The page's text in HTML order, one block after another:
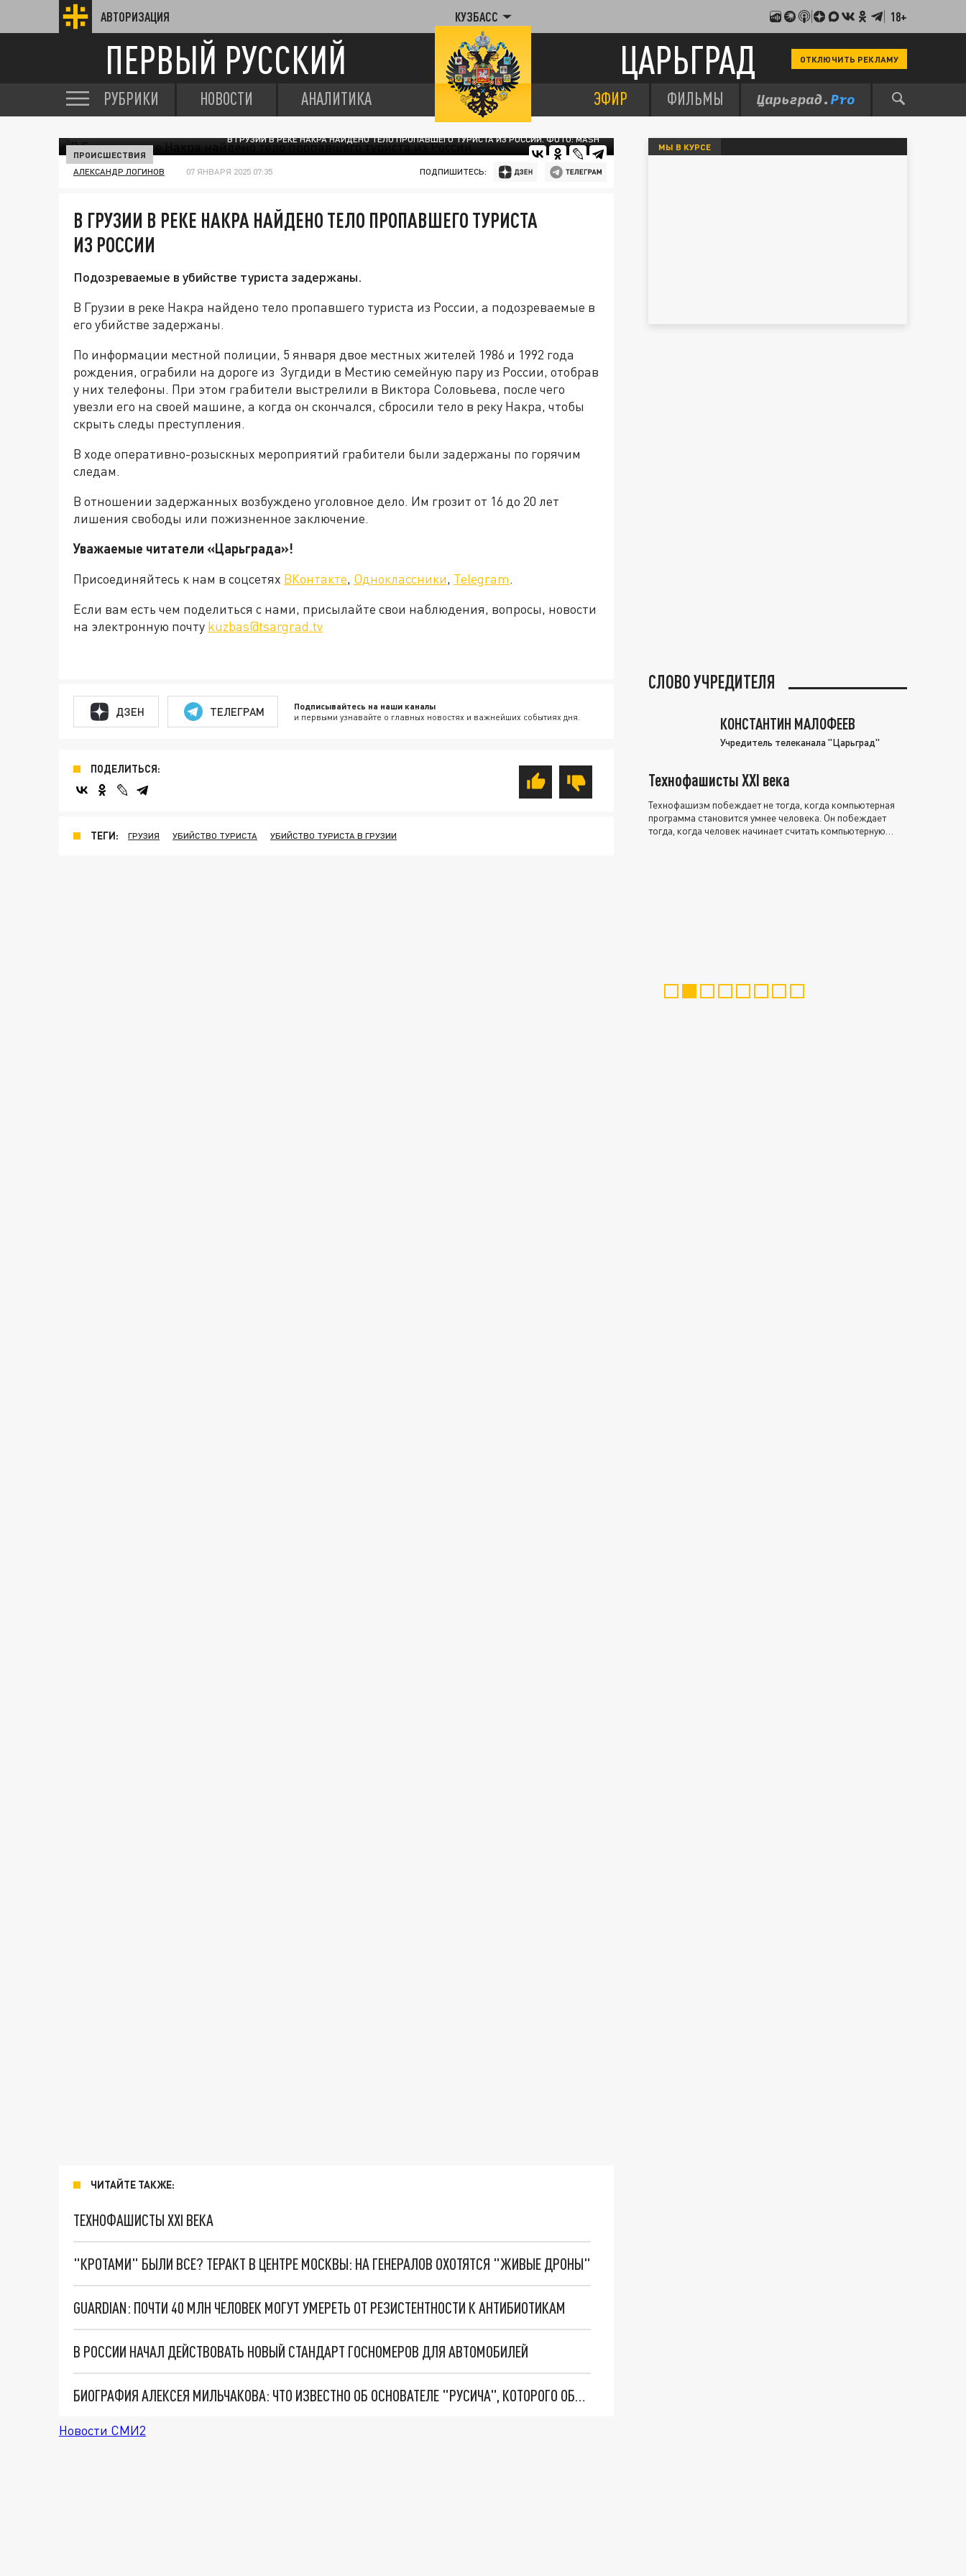
АВТОРИЗАЦИЯ КУЗБАСС 18+
ПЕРВЫЙ РУССКИЙ ЦАРЬГРАД ОТКЛЮЧИТЬ РЕКЛАМУ
РУБРИКИ НОВОСТИ АНАЛИТИКА ЭФИР ФИЛЬМЫ
В ГРУЗИИ В РЕКЕ НАКРА НАЙДЕНО ТЕЛО ПРОПАВШЕГО ТУРИСТА ИЗ РОССИИ. ФОТО: MASH
ПРОИСШЕСТВИЯ
АЛЕКСАНДР ЛОГИНОВ 07 ЯНВАРЯ 2025 07:35 ПОДПИШИТЕСЬ:
В ГРУЗИИ В РЕКЕ НАКРА НАЙДЕНО ТЕЛО ПРОПАВШЕГО ТУРИСТА
ИЗ РОССИИ
Подозреваемые в убийстве туриста задержаны.
В Грузии в реке Накра найдено тело пропавшего туриста из России, а подозреваемые в
его убийстве задержаны.
По информации местной полиции, 5 января двое местных жителей 1986 и 1992 года
рождения, ограбили на дороге из Зугдиди в Местию семейную пару из России, отобрав
у них телефоны. При этом грабители выстрелили в Виктора Соловьева, после чего
увезли его на своей машине, а когда он скончался, сбросили тело в реку Накра, чтобы
скрыть следы преступления.
В ходе оперативно-розыскных мероприятий грабители были задержаны по горячим
следам.
В отношении задержанных возбуждено уголовное дело. Им грозит от 16 до 20 лет
лишения свободы или пожизненное заключение.
Уважаемые читатели «Царьграда»!
Присоединяйтесь к нам в соцсетях ВКонтакте, Одноклассники, Telegram.
Если вам есть чем поделиться с нами, присылайте свои наблюдения, вопросы, новости
на электронную почту kuzbas@tsargrad.tv
ДЗЕН ТЕЛЕГРАМ Подписывайтесь на наши каналы
и первыми узнавайте о главных новостях и важнейших событиях дня.
ПОДЕЛИТЬСЯ:
ТЕГИ: ГРУЗИЯ УБИЙСТВО ТУРИСТА УБИЙСТВО ТУРИСТА В ГРУЗИИ
ЧИТАЙТЕ ТАКЖЕ:
ТЕХНОФАШИСТЫ XXI ВЕКА
"КРОТАМИ" БЫЛИ ВСЕ? ТЕРАКТ В ЦЕНТРЕ МОСКВЫ: НА ГЕНЕРАЛОВ ОХОТЯТСЯ "ЖИВЫЕ ДРОНЫ"
GUARDIAN: ПОЧТИ 40 МЛН ЧЕЛОВЕК МОГУТ УМЕРЕТЬ ОТ РЕЗИСТЕНТНОСТИ К АНТИБИОТИКАМ
В РОССИИ НАЧАЛ ДЕЙСТВОВАТЬ НОВЫЙ СТАНДАРТ ГОСНОМЕРОВ ДЛЯ АВТОМОБИЛЕЙ
БИОГРАФИЯ АЛЕКСЕЯ МИЛЬЧАКОВА: ЧТО ИЗВЕСТНО ОБ ОСНОВАТЕЛЕ "РУСИЧА", КОТОРОГО ОБЪЯВИЛИ ПОГИБШИМ
Новости СМИ2
МЫ В КУРСЕ
СЛОВО УЧРЕДИТЕЛЯ
КОНСТАНТИН МАЛОФЕЕВ
Учредитель телеканала "Царьград"
Технофашисты XXI века
Технофашизм побеждает не тогда, когда компьютерная
программа становится умнее человека. Он побеждает
тогда, когда человек начинает считать компьютерную